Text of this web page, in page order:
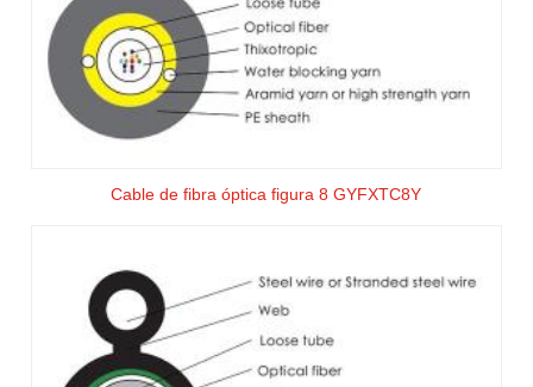
Cable de fibra óptica figura 8 GYFXTC8Y